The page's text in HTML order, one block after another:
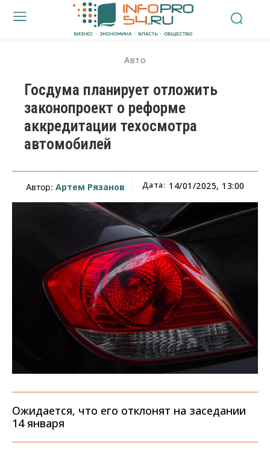
Авто
Госдума планирует отложить
законопроект о реформе
аккредитации техосмотра
автомобилей
Автор: Артем Рязанов Дата: 14/01/2025, 13:00
Ожидается, что его отклонят на заседании
14 января